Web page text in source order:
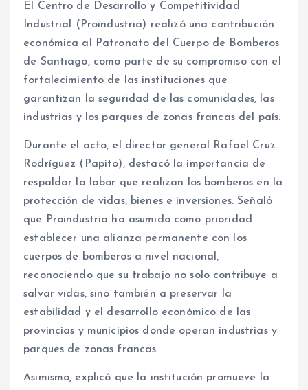
El Centro de Desarrollo y Competitividad
Industrial (Proindustria) realizó una contribución
económica al Patronato del Cuerpo de Bomberos
de Santiago, como parte de su compromiso con el
fortalecimiento de las instituciones que
garantizan la seguridad de las comunidades, las
industrias y los parques de zonas francas del país.
Durante el acto, el director general Rafael Cruz
Rodríguez (Papito), destacó la importancia de
respaldar la labor que realizan los bomberos en la
protección de vidas, bienes e inversiones. Señaló
que Proindustria ha asumido como prioridad
establecer una alianza permanente con los
cuerpos de bomberos a nivel nacional,
reconociendo que su trabajo no solo contribuye a
salvar vidas, sino también a preservar la
estabilidad y el desarrollo económico de las
provincias y municipios donde operan industrias y
parques de zonas francas.
Asimismo, explicó que la institución promueve la